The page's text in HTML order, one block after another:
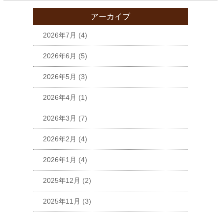
アーカイブ
2026年7月 (4)
2026年6月 (5)
2026年5月 (3)
2026年4月 (1)
2026年3月 (7)
2026年2月 (4)
2026年1月 (4)
2025年12月 (2)
2025年11月 (3)